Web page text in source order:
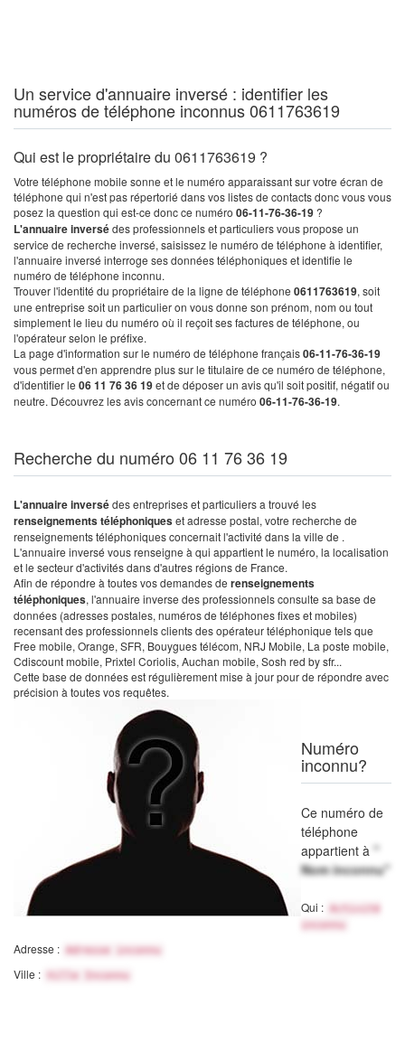
Un service d'annuaire inversé : identifier les
numéros de téléphone inconnus 0611763619
Qui est le propriétaire du 0611763619 ?
Votre téléphone mobile sonne et le numéro apparaissant sur votre écran de
téléphone qui n'est pas répertorié dans vos listes de contacts donc vous vous
posez la question qui est-ce donc ce numéro 06-11-76-36-19 ?
L'annuaire inversédes professionnels et particuliers vous propose un
service de recherche inversé, saisissez le numéro de téléphone à identifier,
l'annuaire inversé interroge ses données téléphoniques et identifie le
numéro de téléphone inconnu.
Trouver l'identité du propriétaire de la ligne de téléphone 0611763619, soit
une entreprise soit un particulier on vous donne son prénom, nom ou tout
simplement le lieu du numéro où il reçoit ses factures de téléphone, ou
l'opérateur selon le préfixe.
La page d'information sur le numéro de téléphone français06-11-76-36-19
vous permet d'en apprendre plus sur le titulaire de ce numéro de téléphone,
d'identifier le 06 11 76 36 19et de déposer un avis qu'il soit positif, négatif ou
neutre. Découvrez les avis concernant ce numéro 06-11-76-36-19.
Recherche du numéro 06 11 76 36 19
L'annuaire inversédes entreprises et particuliers a trouvé les
renseignements téléphoniqueset adresse postal, votre recherche de
renseignements téléphoniques concernait l'activité dans la ville de .
L'annuaire inversé vous renseigne à qui appartient le numéro, la localisation
et le secteur d'activités dans d'autres régions de France.
Afin de répondre à toutes vos demandes de renseignements
téléphoniques, l'annuaire inverse des professionnels consulte sa base de
données (adresses postales, numéros de téléphones fixes et mobiles)
recensant des professionnels clients des opérateur téléphonique tels que
Free mobile, Orange, SFR, Bouygues télécom, NRJ Mobile, La poste mobile,
Cdiscount mobile, Prixtel Coriolis, Auchan mobile, Sosh red by sfr...
Cette base de données est régulièrement mise à jour pour de répondre avec
précision à toutes vos requêtes.
Numéro
inconnu?
Ce numéro de
téléphone
appartient à "
Nom inconnu"
Qui :
Activité
inconnu
Adresse : Adresse inconnu
Ville : Ville Inconnu